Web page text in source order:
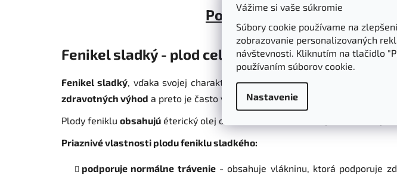
Vážime si vaše súkromie
Súbory cookie používame na
zobrazovanie personalizovaných
návštevnosti. Kliknutím na tlačidlo
používaním súborov cookie.
Nastavenie
Popis Parametre
Fenikel sladký - plod celý - Foeniculum vulgare -
Fenikel sladký, vďaka svojej charakteristickej aromatickej príchuti s
zdravotných výhod a preto je často využívaný vtradičnej medicíne
Plody feniklu obsahujú éterický olej okrem iného s
anetolom, fenchónom,
Priaznivé vlastnosti plodu feniklu sladkého:
podporuje normálne trávenie- obsahuje vlákninu, ktorá podporuje